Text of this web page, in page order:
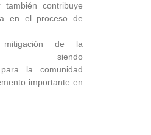
contribuye
en el proceso de
de la
siendo
para la comunidad
importante en